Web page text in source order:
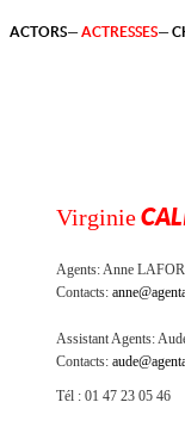
ACTORS ACTRESSES
Virginie
Agents:Anne
Contacts:
Assistant Agents:
Contacts:
Tél : 01 47 23 05 46